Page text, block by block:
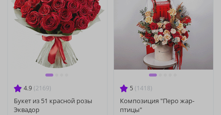
4.9 (2169)
Букет из 51 красной розы
Эквадор
5 (1418)
Композиция "Перо жар-
птицы"